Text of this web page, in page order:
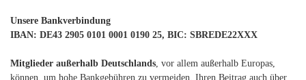
Unsere Bankverbindung
IBAN: DE43 2905 0101 0001 0190 25, BIC: SBREDE22XXX
Mitglieder außerhalb Deutschlands, vor allem außerhalb Europas,
können, um hohe Bankgebühren zu vermeiden, Ihren Beitrag auch über